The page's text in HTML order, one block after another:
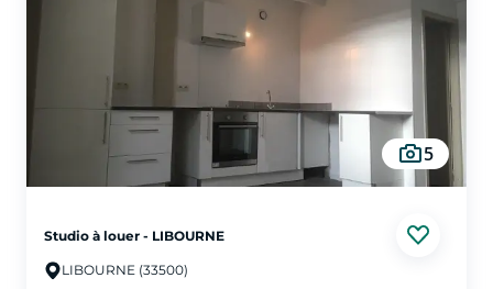
le bien est exposé sont disponibles sur le site Géorisques :
5
Studio à louer - LIBOURNE
LIBOURNE (33500)